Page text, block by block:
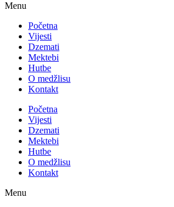
Menu
Početna
Vijesti
Dzemati
Mektebi
Hutbe
O medžlisu
Kontakt
Početna
Vijesti
Dzemati
Mektebi
Hutbe
O medžlisu
Kontakt
Menu